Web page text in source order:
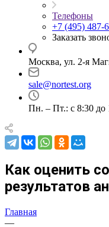
Телефоны
+7 (495) 487-
Заказать
Москва, ул. 2-я
sale@nortest.org
Пн. – Пт.: с 8:30 до
Как оценить
результатов
Главная
—